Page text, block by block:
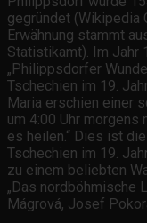
gegründet (Wikipedia
Erwähnung stammt
Statistikamt). Im Jahr
„Philippsdorfer
Tschechien im 19.
Maria erschien einer
um 4:00 Uhr morgens
es heilen.“ Dies ist
Tschechien im 19.
zu einem beliebten
„Das nordböhmische
Mágrová, Josef